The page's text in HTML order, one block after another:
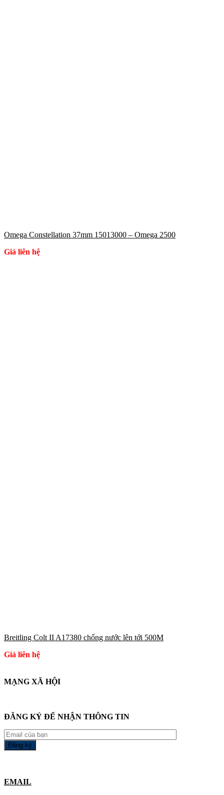
Omega Constellation 37mm 15013000 – Omega 2500
Giá liên hệ
Breitling Colt II A17380 chống nước lên tới 500M
Giá liên hệ
MẠNG XÃ HỘI
ĐĂNG KÝ ĐỂ NHẬN THÔNG TIN
EMAIL